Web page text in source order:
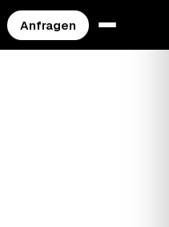
Anfragen